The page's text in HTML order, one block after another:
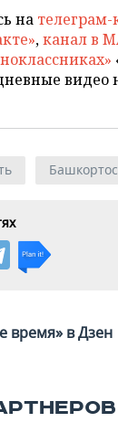
на телеграм-
,канал в
видео
время» в Дзен